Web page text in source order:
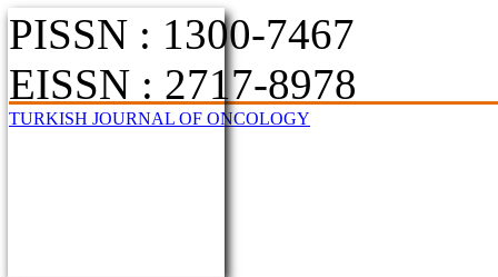
PISSN : 1300-7467
EISSN : 2717-8978
TURKISH JOURNAL OF ONCOLOGY